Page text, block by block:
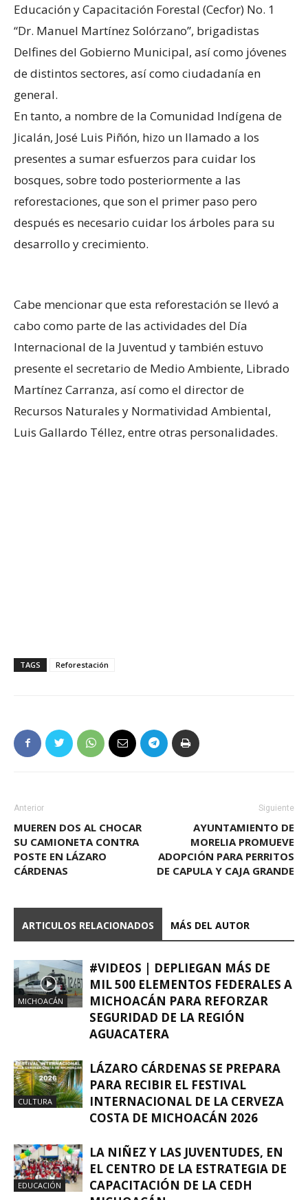
Educación y Capacitación Forestal (Cecfor) No. 1
“Dr. Manuel Martínez Solórzano”, brigadistas
Delfines del Gobierno Municipal, así como jóvenes
de distintos sectores, así como ciudadanía en
general.
En tanto, a nombre de la Comunidad Indígena de
Jicalán, José Luis Piñón, hizo un llamado a los
presentes a sumar esfuerzos para cuidar los
bosques, sobre todo posteriormente a las
reforestaciones, que son el primer paso pero
después es necesario cuidar los árboles para su
desarrollo y crecimiento.
Cabe mencionar que esta reforestación se llevó a
cabo como parte de las actividades del Día
Internacional de la Juventud y también estuvo
presente el secretario de Medio Ambiente, Librado
Martínez Carranza, así como el director de
Recursos Naturales y Normatividad Ambiental,
Luis Gallardo Téllez, entre otras personalidades.
TAGS Reforestación
Anterior
MUEREN DOS AL CHOCAR
SU CAMIONETA CONTRA
POSTE EN LÁZARO
CÁRDENAS
Siguiente
AYUNTAMIENTO DE
MORELIA PROMUEVE
ADOPCIÓN PARA PERRITOS
DE CAPULA Y CAJA GRANDE
ARTICULOS RELACIONADOS MÁS DEL AUTOR
MICHOACÁN
#VIDEOS | DEPLIEGAN MÁS DE
MIL 500 ELEMENTOS FEDERALES A
MICHOACÁN PARA REFORZAR
SEGURIDAD DE LA REGIÓN
AGUACATERA
CULTURA
LÁZARO CÁRDENAS SE PREPARA
PARA RECIBIR EL FESTIVAL
INTERNACIONAL DE LA CERVEZA
COSTA DE MICHOACÁN 2026
EDUCACIÓN
LA NIÑEZ Y LAS JUVENTUDES, EN
EL CENTRO DE LA ESTRATEGIA DE
CAPACITACIÓN DE LA CEDH